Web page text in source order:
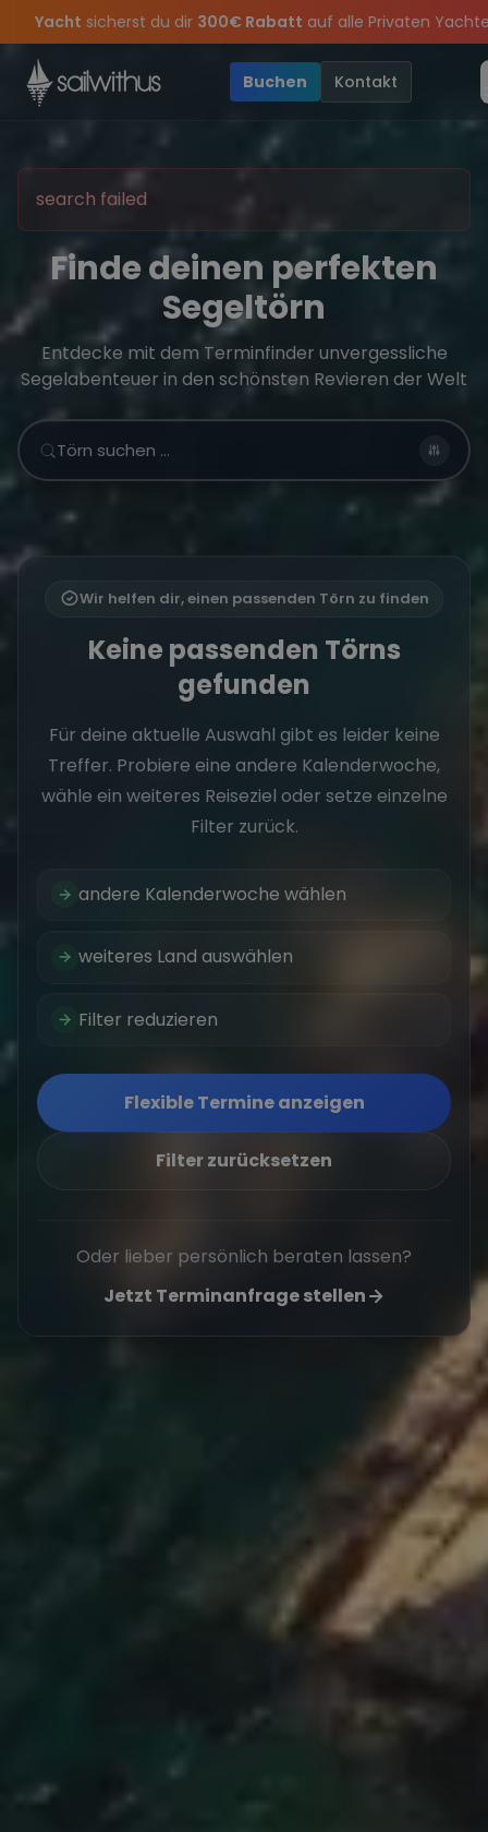
Skip to content
Sichere Dir jetztDein Meilenbuch und Deine sailwithus-
keineTörn-Updates, Insider-Tippsund exklusive
Closing Party 2026!Die Saison war legendär – wir feiern
Buchen
Kontakt
search failed
Finde deinen perfekten
Segeltörn
Entdecke mit dem Terminfinder unvergessliche
Segelabenteuer in den schönsten Revieren der Welt
Törn suchen …
Wir helfen dir, einen passenden Törn zu finden
Keine passenden Törns
gefunden
Für deine aktuelle Auswahl gibt es leider keine
Treffer. Probiere eine andere Kalenderwoche,
wähle ein weiteres Reiseziel oder setze einzelne
Filter zurück.
andere Kalenderwoche wählen
weiteres Land auswählen
Filter reduzieren
Flexible Termine anzeigen
Filter zurücksetzen
Oder lieber persönlich beraten lassen?
Jetzt Terminanfrage stellen